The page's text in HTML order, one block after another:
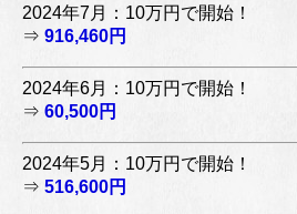
2024年7月：10万円で開始！
⇒ 916,460円
2024年6月：10万円で開始！
⇒ 60,500円
2024年5月：10万円で開始！
⇒ 516,600円